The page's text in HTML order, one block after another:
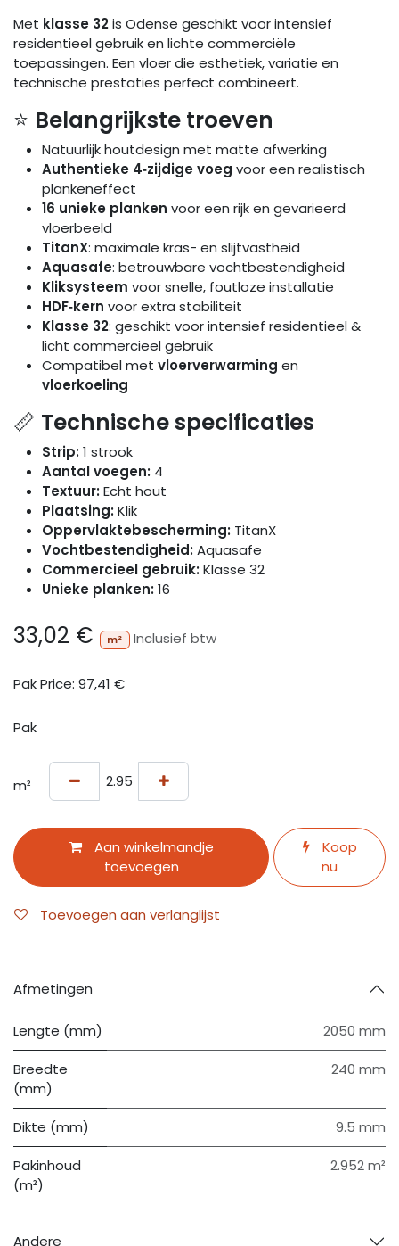
Met klasse 32is Odense geschikt voor intensief
residentieel gebruik en lichte commerciële
toepassingen. Een vloer die esthetiek, variatie en
technische prestaties perfect combineert.
⭐ Belangrijkste troeven
Natuurlijk houtdesign met matte afwerking
Authentieke 4‑zijdige voeg voor een realistisch
plankeneffect
16 unieke planken voor een rijk en gevarieerd
vloerbeeld
TitanX: maximale kras- en slijtvastheid
Aquasafe: betrouwbare vochtbestendigheid
Kliksysteem voor snelle, foutloze installatie
HDF‑kern voor extra stabiliteit
Klasse 32: geschikt voor intensief residentieel &
licht commercieel gebruik
Compatibel met vloerverwarming en
vloerkoeling
📏 Technische specificaties
Strip:1 strook
Aantal voegen: 4
Textuur:Echt hout
Plaatsing:Klik
Oppervlaktebescherming: TitanX
Vochtbestendigheid:Aquasafe
Commercieel gebruik:Klasse 32
Unieke planken:16
33,02 € m² Inclusief btw
Pak Price: 97,41 €
Pak
m²
Aan winkelmandje
toevoegen
Koop
nu
Toevoegen aan verlanglijst
Afmetingen
Lengte (mm) 2050 mm
Breedte
(mm)
240 mm
Dikte (mm) 9.5 mm
Pakinhoud
(m²)
2.952 m²
Andere